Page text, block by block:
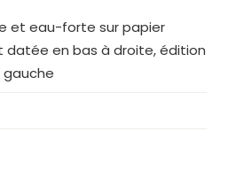
et eau-forte sur papier
datée en bas à droite, édition
gauche